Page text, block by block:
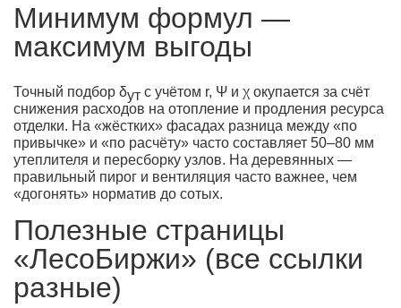
Минимум формул —
максимум выгоды
Точный подбор δут с учётом r, Ψ и χ окупается за счёт
снижения расходов на отопление и продления ресурса
отделки. На «жёстких» фасадах разница между «по
привычке» и «по расчёту» часто составляет 50–80 мм
утеплителя и пересборку узлов. На деревянных —
правильный пирог и вентиляция часто важнее, чем
«догонять» норматив до сотых.
Полезные страницы
«ЛесоБиржи» (все ссылки
разные)